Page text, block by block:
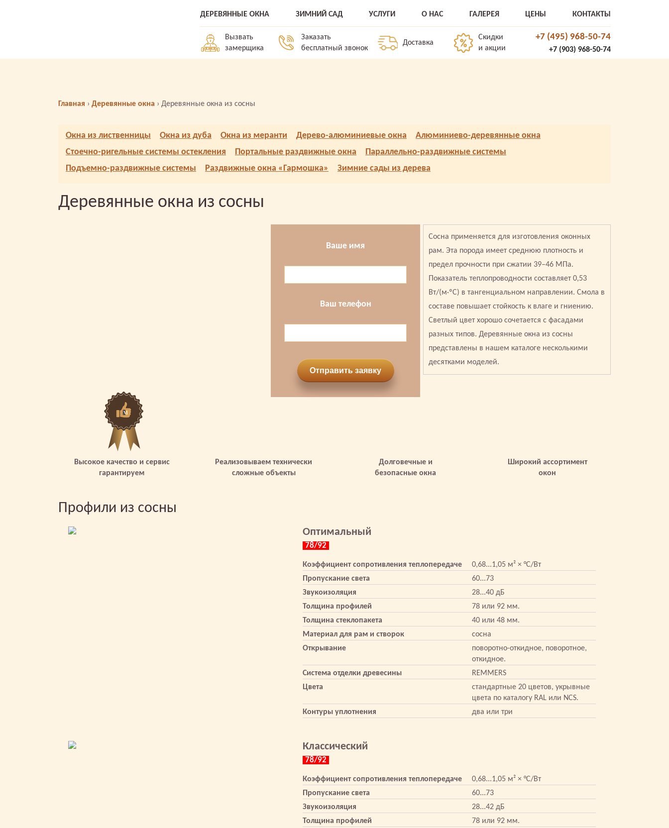
ДЕРЕВЯННЫЕ ОКНА ЗИМНИЙ САД УСЛУГИ О НАС ГАЛЕРЕЯ ЦЕНЫ КОНТАКТЫ
Вызвать
замерщика
Заказать
бесплатный звонок
Доставка
Скидки
и акции
+7 (495) 968-50-74
+7 (903) 968-50-74
Главная › Деревянные окна › Деревянные окна из сосны
Окна из лиственницы Окна из дуба Окна из меранти Дерево-алюминиевые окна
Алюминиево-деревянные окна
Стоечно-ригельные системы остекления
Портальные раздвижные окна
Параллельно-раздвижные системы
Подъемно-раздвижные системы
Раздвижные окна «Гармошка» Зимние сады из дерева
Деревянные окна из сосны
Сосна применяется для изготовления оконных
рам. Эта порода имеет среднюю плотность и
предел прочности при сжатии 39–46 МПа.
Показатель теплопроводности составляет 0,53
Вт/(м·ºС) в тангенциальном направлении. Смола в
составе повышает стойкость к влаге и гниению.
Светлый цвет хорошо сочетается с фасадами
разных типов. Деревянные окна из сосны
представлены в нашем каталоге несколькими
десятками моделей.
Ваше имя
Ваш телефон
Отправить заявку
Высокое качество и сервис
гарантируем
Реализовываем технически
сложные объекты
Долговечные и
безопасные окна
Широкий ассортимент
окон
Профили из сосны
Оптимальный
78/92
Коэффициент сопротивления теплопередаче
0,68...1,05 м² × °С/Вт
Пропускание света
60...73
Звукоизоляция
28...40 дБ
Толщина профилей
78 или 92 мм.
Толщина стеклопакета
40 или 48 мм.
Материал для рам и створок
сосна
Открывание
поворотно-откидное, поворотное,
откидное.
Система отделки древесины
REMMERS
Цвета
стандартные 20 цветов, укрывные
цвета по каталогу RAL или NCS.
Контуры уплотнения
два или три
Классический
78/92
Коэффициент сопротивления теплопередаче
0,68...1,05 м² × °С/Вт
Пропускание света
60...73
Звукоизоляция
28...42 дБ
Толщина профилей
78 или 92 мм.